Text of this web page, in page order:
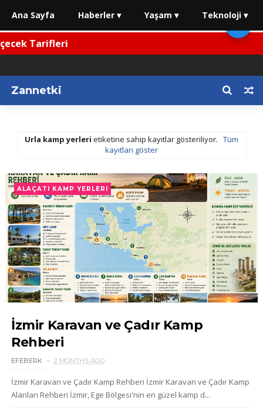
Tarifleri
Zannetki
Urla kamp yerleri etiketine sahip kayıtlar gösteriliyor. Tüm
kayıtları göster
ALAÇATI KAMP YERLERI
İzmir Karavan ve Çadır Kamp
Rehberi
EFEBERK 2 MONTHS AGO
İzmir Karavan ve Çadır Kamp Rehberi İzmir Karavan ve Çadır Kamp
Alanları Rehberi İzmir, Ege Bölgesi'nin en güzel kamp d...
Ana Sayfa Haberler ▾ Yaşam ▾ Teknoloji ▾